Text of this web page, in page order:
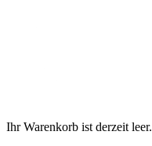
Ihr Warenkorb ist derzeit leer.